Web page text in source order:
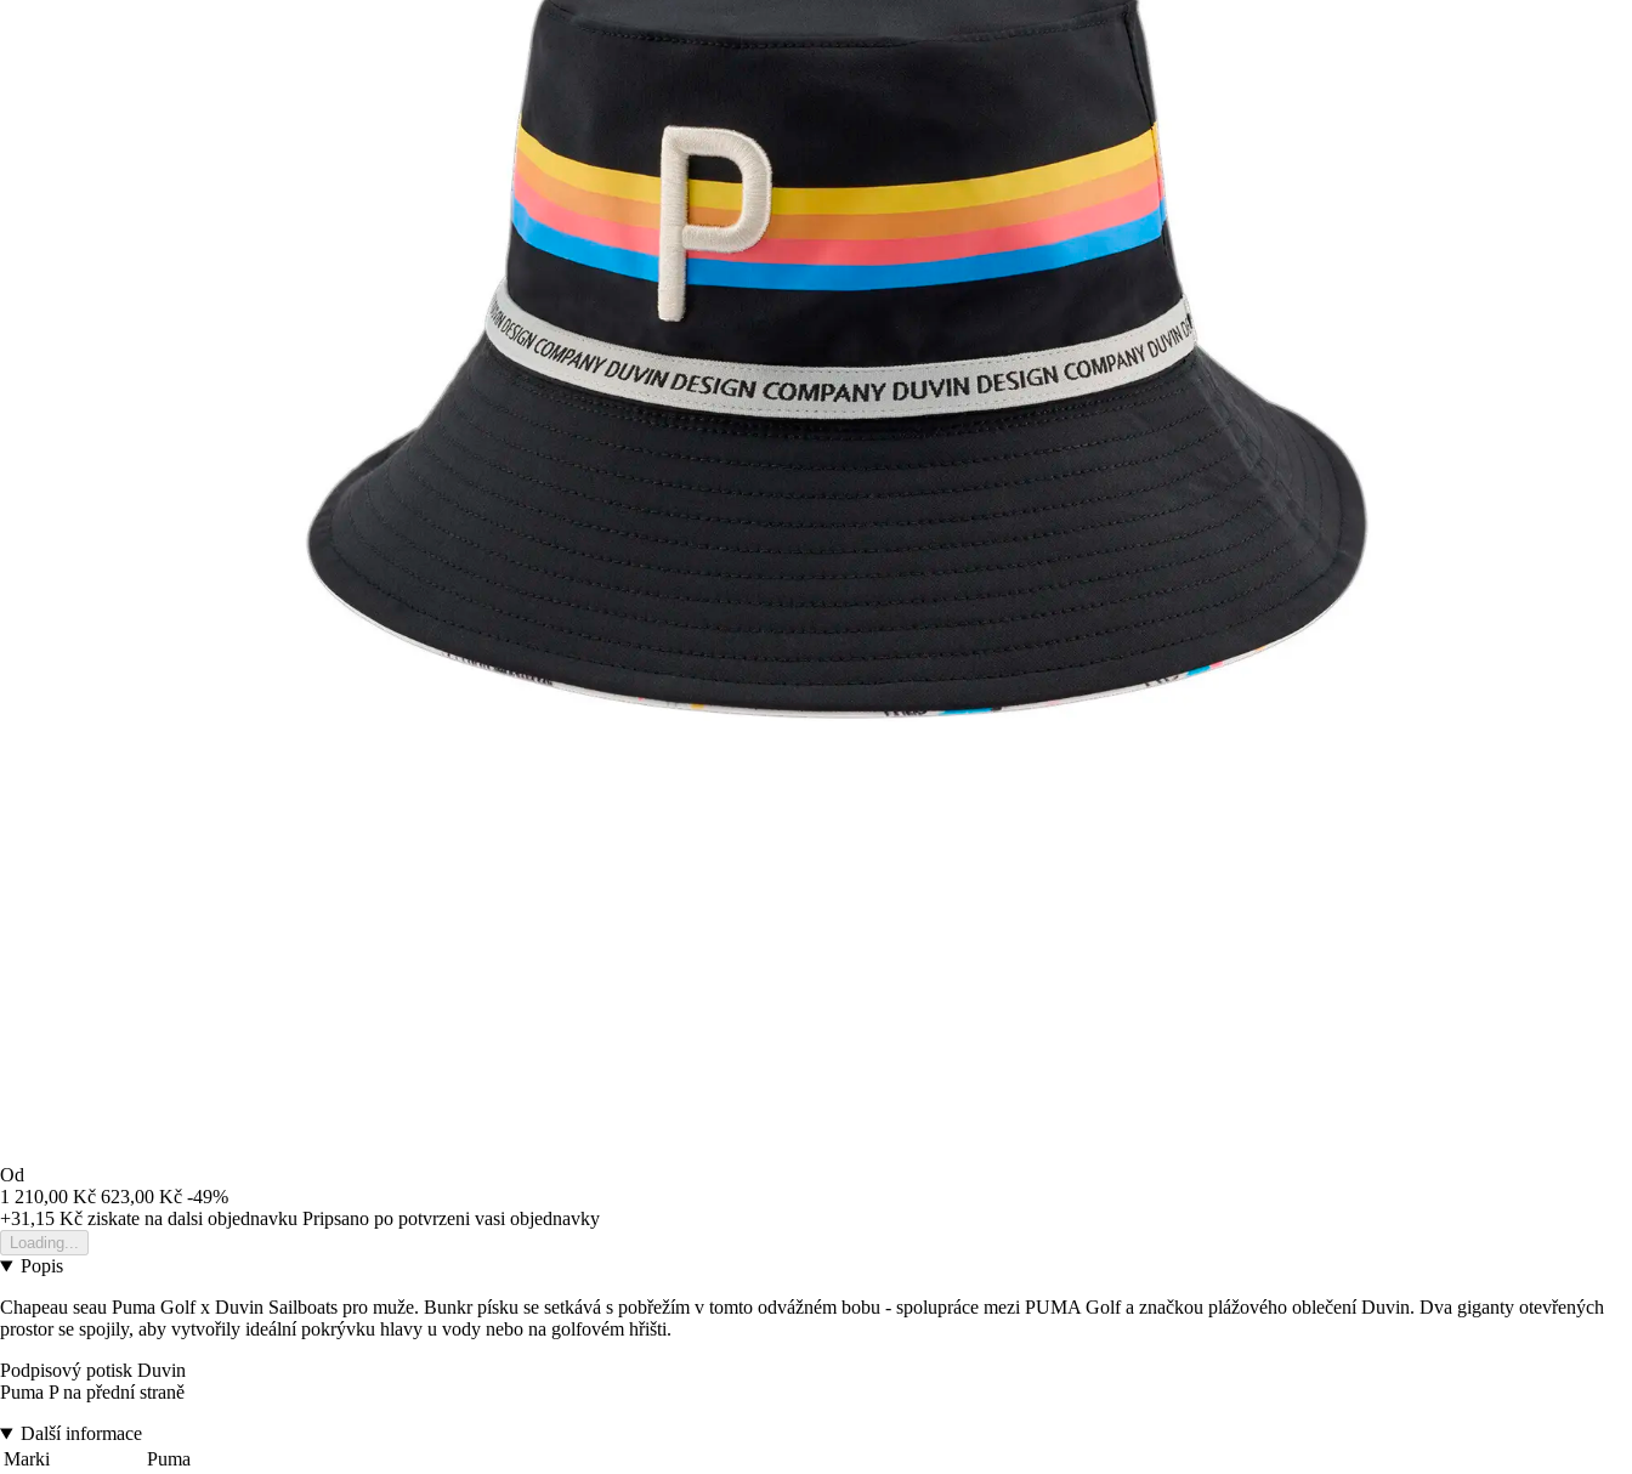
Od
1 210,00 Kč 623,00 Kč -49%
+31,15 Kč ziskate na dalsi objednavku Pripsano po potvrzeni vasi objednavky
Loading...
Popis
Chapeau seau Puma Golf x Duvin Sailboats pro muže. Bunkr písku se setkává s pobřežím v tomto odvážném bobu - spolupráce mezi PUMA Golf a značkou plážového oblečení Duvin. Dva giganty otevřených
prostor se spojily, aby vytvořily ideální pokrývku hlavy u vody nebo na golfovém hřišti.
Podpisový potisk Duvin
Puma P na přední straně
Další informace
Marki
Puma